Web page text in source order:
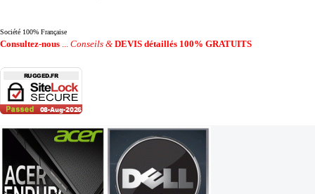
Société 100% Française
Consultez-nous ... Conseils & DEVIS détaillés 100% GRATUITS